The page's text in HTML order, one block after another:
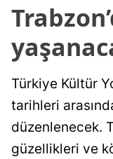
Türkiye Kültür
tarihleri
düzenlenecek.
güzellikleri ve